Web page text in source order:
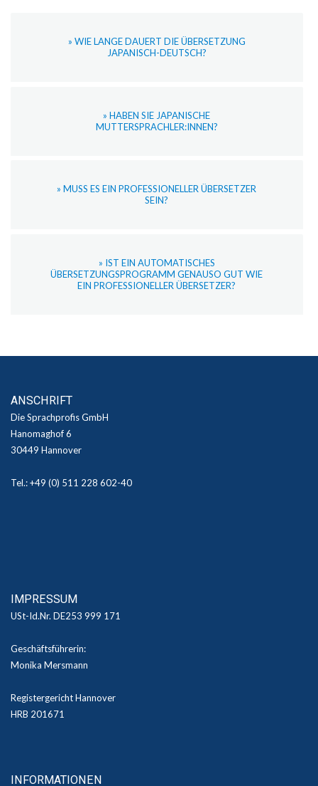
» WIE LANGE DAUERT DIE ÜBERSETZUNG
JAPANISCH-DEUTSCH?
» HABEN SIE JAPANISCHE
MUTTERSPRACHLER:INNEN?
» MUSS ES EIN PROFESSIONELLER ÜBERSETZER
SEIN?
» IST EIN AUTOMATISCHES
ÜBERSETZUNGSPROGRAMM GENAUSO GUT WIE
EIN PROFESSIONELLER ÜBERSETZER?
ANSCHRIFT
Die Sprachprofis GmbH
Hanomaghof 6
30449 Hannover
Tel.: +49 (0) 511 228 602-40
IMPRESSUM
USt-Id.Nr. DE253 999 171
Geschäftsführerin:
Monika Mersmann
Registergericht Hannover
HRB 201671
INFORMATIONEN